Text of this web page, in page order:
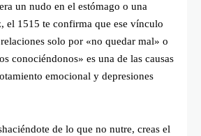
un nudo en el estómago o una
el 1515 te confirma que ese vínculo
solo por «no quedar mal» o
conociéndonos» es una de las causas
emocional y depresiones
de lo que no nutre, creas el